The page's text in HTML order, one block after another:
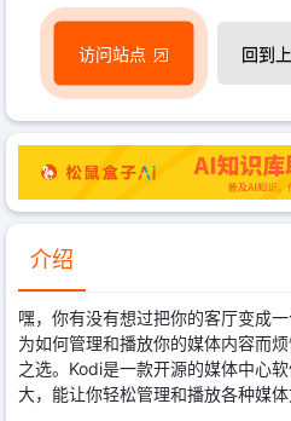
访问站点 回到
介绍
嘿，你有没有想过把你的客厅变成
为如何管理和播放你的媒体内容而
之选。Kodi是一款开源的媒体中心
大，能让你轻松管理和播放各种媒体